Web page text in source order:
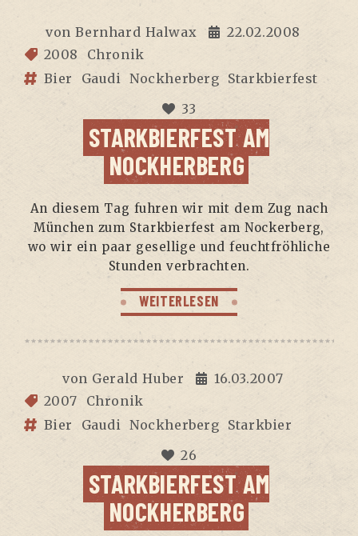
vonBernhard Halwax
22.02.2008
2008
Chronik
Bier
Gaudi Nockherberg Starkbierfest
33
STARK­BIER­FEST AM
NOCKHERBERG
An die­sem Tag fuh­ren wir mit dem Zug nach
Mün­chen zum Stark­bier­fest am Nocker­berg,
wo wir ein paar gesel­li­ge und feucht­fröh­li­che
Stun­den verbrachten.
WEITERLESEN
von Gerald Huber
16.03.2007
2007
Chronik
Bier
Gaudi Nockherberg Starkbier
26
STARK­BIER­FEST AM
NOCKHERBERG